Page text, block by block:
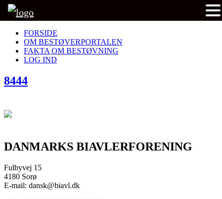
FORSIDE
OM BESTØVERPORTALEN
FAKTA OM BESTØVNING
LOG IND
8444
DANMARKS BIAVLERFORENING
Fulbyvej 15
4180 Sorø
E-mail: dansk@biavl.dk